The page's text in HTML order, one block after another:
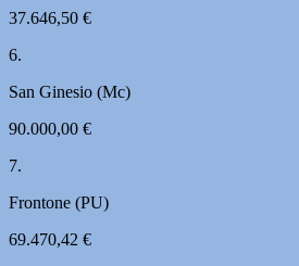
37.646,50 €
6.
San Ginesio (Mc)
90.000,00 €
7.
Frontone (PU)
69.470,42 €